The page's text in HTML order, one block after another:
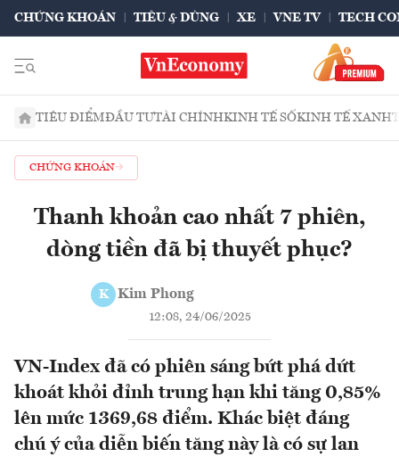
CHỨNG KHOÁN TIÊU & DÙNG XE VNE TV TECH
TIÊU ĐIỂMĐẦU TƯTÀI CHÍNHKINH TẾ SỐKINH TẾ XANH
CHỨNG KHOÁN
Thanh khoản cao nhất 7 phiên,
dòng tiền đã bị thuyết phục?
K Kim Phong
12:08, 24/06/2025
VN-Index đã có phiên sáng bứt phá dứt
khoát khỏi đỉnh trung hạn khi tăng 0,85%
lên mức 1369,68 điểm. Khác biệt đáng
chú ý của diễn biến tăng này là có sự lan